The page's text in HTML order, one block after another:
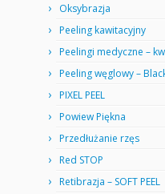
Oksybrazja
Peeling kawitacyjny
Peelingi medyczne –
Peeling węglowy –
PIXEL PEEL
Powiew Piękna
Przedłużanie rzęs
Red STOP
Retibrazja – SOFT PEEL